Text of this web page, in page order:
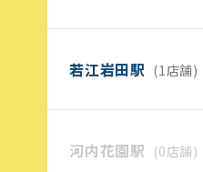
若江岩田駅 (1店舗)
河内花園駅 (0店舗)